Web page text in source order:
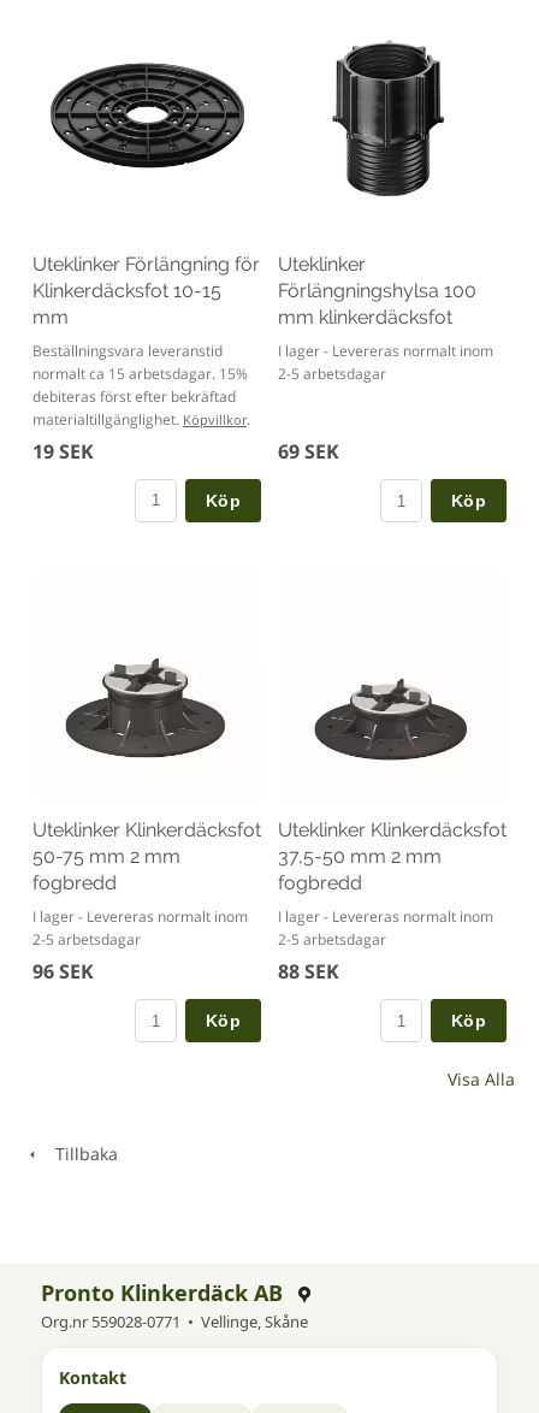
Uteklinker Förlängning för
Klinkerdäcksfot 10-15
mm
Beställningsvara leveranstid
normalt ca 15 arbetsdagar. 15%
debiteras först efter bekräftad
materialtillgänglighet. Köpvillkor.
19 SEK
Köp
Uteklinker
Förlängningshylsa 100
mm klinkerdäcksfot
I lager - Levereras normalt inom
2-5 arbetsdagar
69 SEK
Köp
Uteklinker Klinkerdäcksfot
50-75 mm 2 mm
fogbredd
I lager - Levereras normalt inom
2-5 arbetsdagar
96 SEK
Köp
Uteklinker Klinkerdäcksfot
37,5-50 mm 2 mm
fogbredd
I lager - Levereras normalt inom
2-5 arbetsdagar
88 SEK
Köp
Visa Alla
Tillbaka
Pronto Klinkerdäck AB
Org.nr 559028-0771 • Vellinge, Skåne
Kontakt